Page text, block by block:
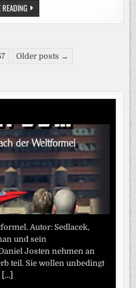
GEMEINSAM
STARK:
RTL+
IM
JULI
Older posts →
Autor: Sedlacek,
und sein
Josten nehmen an
teil. Sie wollen unbedingt
[...]